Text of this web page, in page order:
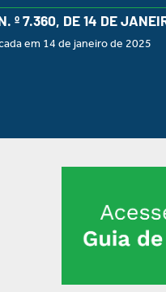
º 7.360, DE 14 DE
em 14 de janeiro de 2025